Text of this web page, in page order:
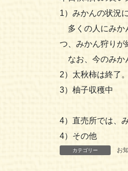
1）みかんの状況
多くの人にみか
つ、みかん狩りが
なお、今のみか
2）太秋柿は終了
3）柚子収穫中
4）直売所では、
4）その他
カテゴリー お